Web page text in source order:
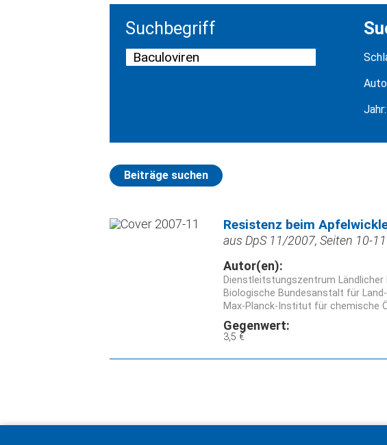
Suchbegriff
Jahr:
Beiträge suchen
Resistenz beim
aus DpS 11/2007, Seiten 10-
Autor(en):
Dienstleitstungszentrum Ländlicher
Biologische Bundesanstalt für
Max-Planck-Institut für chemische
Gegenwert:
3,5 €